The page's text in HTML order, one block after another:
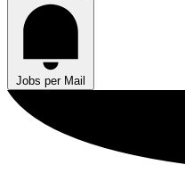
Jobs per Mail